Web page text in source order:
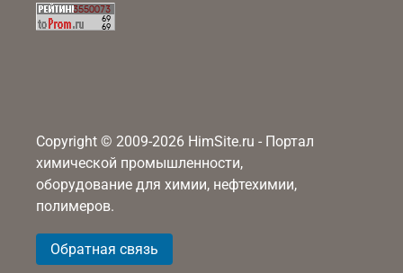
Copyright © 2009-2026 HimSite.ru - Портал
химической промышленности,
оборудование для химии, нефтехимии,
полимеров.
Обратная связь